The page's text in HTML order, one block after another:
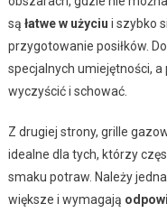
są łatwe w użyciu i szybko
przygotowanie posiłków.
specjalnych umiejętności,
wyczyścić i schować.
Z drugiej strony, grille
idealne dla tych, którzy
smaku potraw. Należy
większe i wymagają